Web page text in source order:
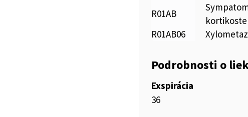
R01AB
R01AB06
Podrobnosti o
Exspirácia
36